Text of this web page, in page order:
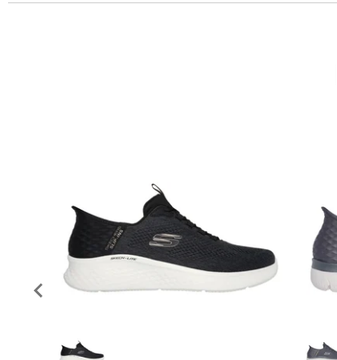
Slidepanel 1 of 1, Showing items 1 to 5 of 1.